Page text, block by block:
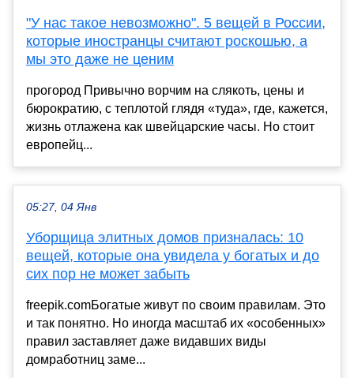
"У нас такое невозможно". 5 вещей в России,
которые иностранцы считают роскошью, а
мы это даже не ценим
прогород Привычно ворчим на слякоть, цены и
бюрократию, с теплотой глядя «туда», где, кажется,
жизнь отлажена как швейцарские часы. Но стоит
европейц...
05:27, 04 Янв
Уборщица элитных домов призналась: 10
вещей, которые она увидела у богатых и до
сих пор не может забыть
freepik.comБогатые живут по своим правилам. Это
и так понятно. Но иногда масштаб их «особенных»
правил заставляет даже видавших виды
домработниц заме...